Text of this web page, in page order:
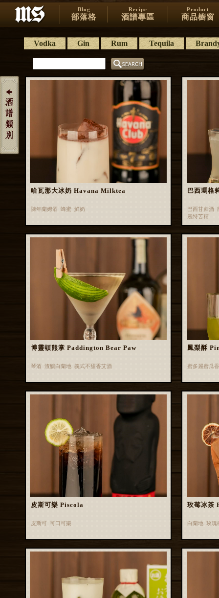
Blog
部落格
Recipe
酒譜專區
Product
商品櫥窗
Vodka Gin Rum Tequila
哈瓦那大冰奶 Havana Milktea
陳年蘭姆酒 蜂蜜 鮮奶
巴西瑪
巴西甘蔗酒
麗特苦精
博靈頓熊掌 Paddington Bear Paw
琴酒 渣釀白蘭地 義式不甜香艾酒
鳳梨酥
蜜多麗蜜瓜
皮斯可樂 Piscola
皮斯可 可口可樂
玫莓冰茶
白蘭地 玫瑰